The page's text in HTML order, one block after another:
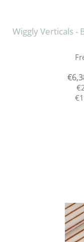
Wiggly Verticals -